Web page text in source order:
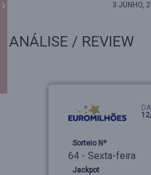
3 JUNHO,
ANÁLISE / REVIEW
Sorteio Nº
64 - Sexta-feira
Jackpot